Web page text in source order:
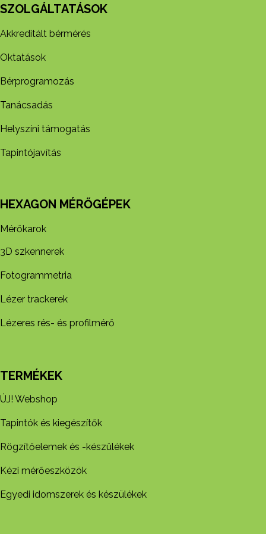
SZOLGÁLTATÁSOK
Akkreditált bérmérés
Oktatások
Bérprogramozás
Tanácsadás
Helyszíni támogatás
Tapintójavítás
HEXAGON MÉRŐGÉPEK
Mérőkarok
3D szkennerek
Fotogrammetria
Lézer trackerek
Lézeres rés- és profilmérő
TERMÉKEK
ÚJ! Webshop
Tapintók és kiegészítők
Rögzítőelemek és -készül​ékek
Kézi mérőeszközök
Egyedi idomszerek és készülékek